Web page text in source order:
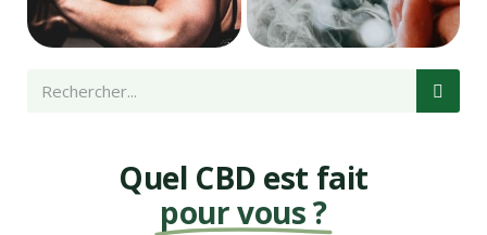
Quel CBD est fait
pour vous ?